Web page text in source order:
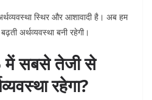
स्थिर और आशावादी है। अब हम
अर्थव्यवस्था बनी रहेगी।
में सबसे तेजी से
रहेगा?